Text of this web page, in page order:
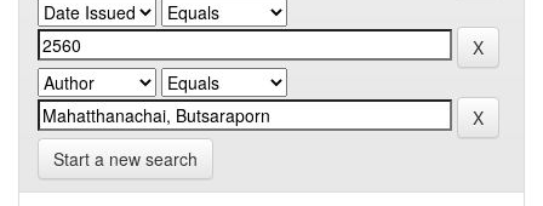
Start a new search